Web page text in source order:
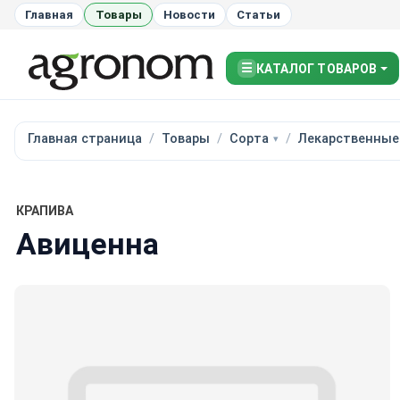
Главная Товары Новости Статьи
☰ КАТАЛОГ ТОВАРОВ
Главная страница Товары Сорта
КРАПИВА
Авиценна